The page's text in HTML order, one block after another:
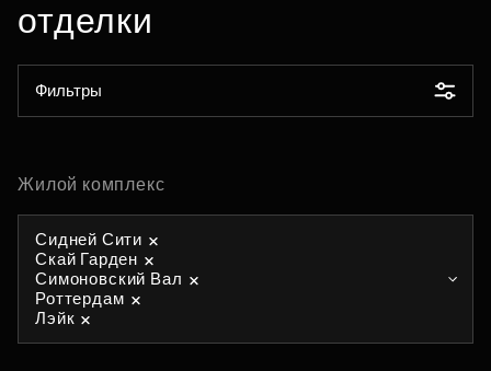
отделки
Фильтры
Жилой комплекс
Сидней Сити
Скай Гарден
Симоновский Вал
Роттердам
Лэйк